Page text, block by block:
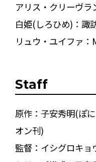
アリス・クリーヴラ
白姫(しろひめ)：諏
リュウ・ユイファ：
Staff
原作：子安秀明(ぽ
オン刊)
監督：イシグロキョ